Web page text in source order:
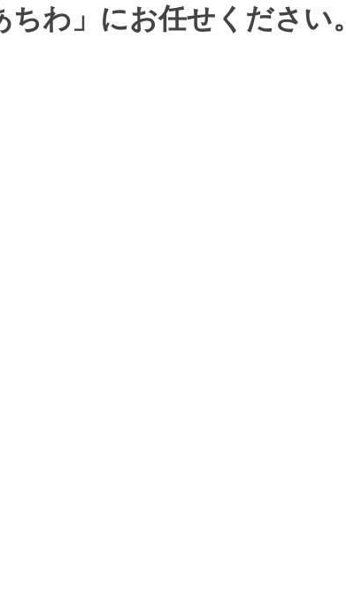
わ」にお任せください。